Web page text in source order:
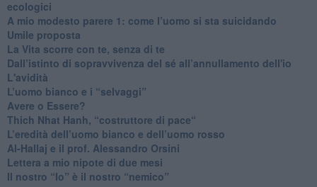
ecologici
​A mio modesto parere 1: come l’uomo si sta suicidando
​Umile proposta
​La Vita scorre con te, senza di te
​Dall’istinto di sopravvivenza del sé all’annullamento dell'io
L'avidità
​L’uomo bianco e i “selvaggi”
​Avere o Essere?
​Thich Nhat Hanh, “costruttore di pace“
​L’eredità dell’uomo bianco e dell’uomo rosso
Al-Hallaj e il prof. Alessandro Orsini
​Lettera a mio nipote di due mesi
​Il nostro “Io” è il nostro “nemico”